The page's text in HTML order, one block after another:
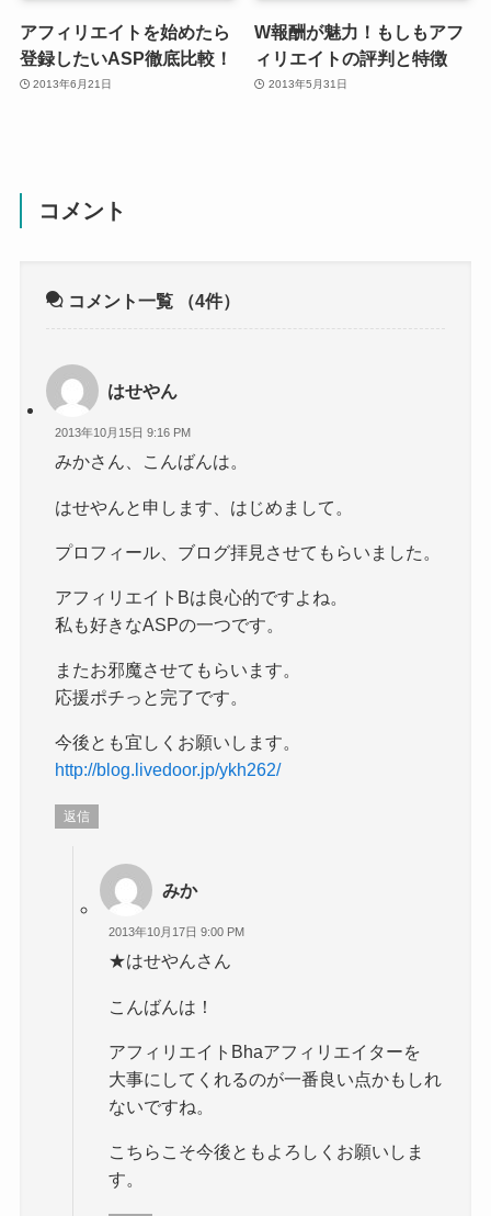
アフィリエイトを始めたら
登録したいASP徹底比較！
2013年6月21日
W報酬が魅力！もしもアフ
ィリエイトの評判と特徴
2013年5月31日
コメント
コメント一覧 （4件）
はせやん
2013年10月15日 9:16 PM
みかさん、こんばんは。
はせやんと申します、はじめまして。
プロフィール、ブログ拝見させてもらいました。
アフィリエイトBは良心的ですよね。
私も好きなASPの一つです。
またお邪魔させてもらいます。
応援ポチっと完了です。
今後とも宜しくお願いします。
http://blog.livedoor.jp/ykh262/
返信
みか
2013年10月17日 9:00 PM
★はせやんさん
こんばんは！
アフィリエイトBhaアフィリエイターを
大事にしてくれるのが一番良い点かもしれ
ないですね。
こちらこそ今後ともよろしくお願いしま
す。